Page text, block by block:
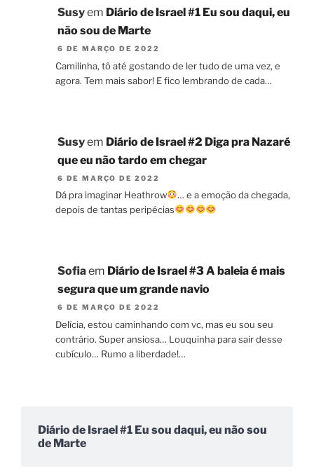
Susyem Diário de Israel #1 Eu sou daqui, eu
não sou de Marte
6 DE MARÇO DE 2022
Camilinha, tô até gostando de ler tudo de uma vez, e
agora. Tem mais sabor! E fico lembrando de cada…
Susyem Diário de Israel #2 Diga pra Nazaré
que eu não tardo em chegar
6 DE MARÇO DE 2022
Dá pra imaginar Heathrow
… e a emoção da chegada,
depois de tantas peripécias
Sofiaem Diário de Israel #3 A baleia é mais
segura que um grande navio
6 DE MARÇO DE 2022
Delícia, estou caminhando com vc, mas eu sou seu
contrário. Super ansiosa… Louquinha para sair desse
cubículo… Rumo a liberdade!…
Diário de Israel #1 Eu sou daqui, eu não sou
de Marte